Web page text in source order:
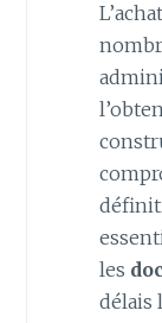
les
délais